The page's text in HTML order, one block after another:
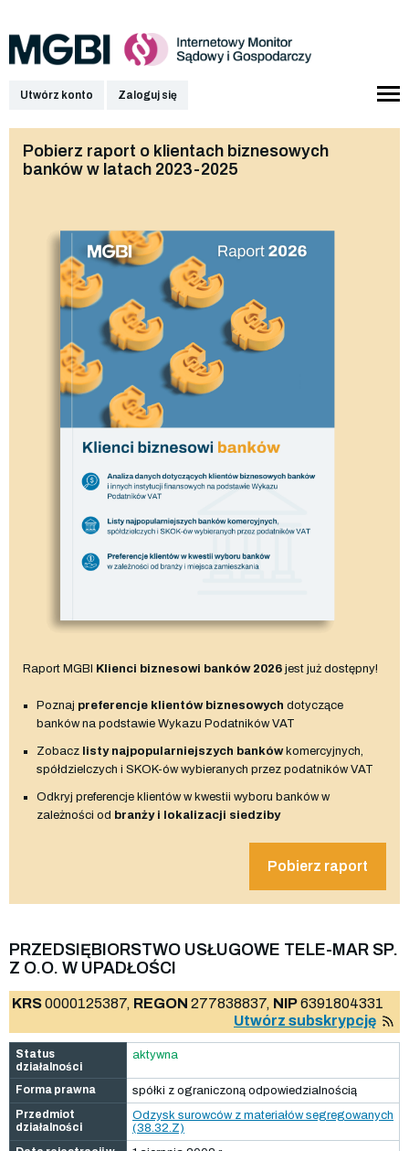
Utwórz konto Zaloguj się
Pobierz raport o klientach biznesowych
banków w latach 2023-2025
Raport MGBI Klienci biznesowi banków 2026 jest już dostępny!
Poznaj preferencje klientów biznesowych dotyczące
banków na podstawie Wykazu Podatników VAT
Zobacz listy najpopularniejszych bankówkomercyjnych,
spółdzielczych i SKOK-ów wybieranych przez podatników VAT
Odkryj preferencje klientów w kwestii wyboru banków w
zależności od branży i lokalizacji siedziby
Pobierz raport
PRZEDSIĘBIORSTWO USŁUGOWE TELE-MAR SP.
Z O.O. W UPADŁOŚCI
KRS0000125387, REGON 277838837, NIP6391804331
Utwórz subskrypcję
Status
działalności
aktywna
Forma prawna
spółki z ograniczoną odpowiedzialnością
Przedmiot
działalności
Odzysk surowców z materiałów segregowanych
(38.32.Z)